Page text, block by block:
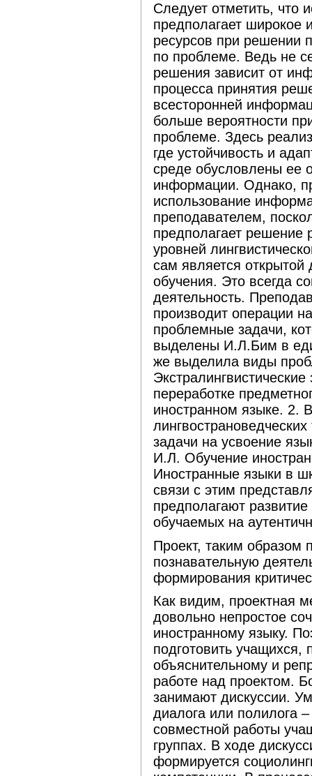
Следует отметить, что
предполагает широкое
ресурсов при решении
по проблеме. Ведь не
решения зависит от
процесса принятия
всесторонней
больше вероятности
проблеме. Здесь
где устойчивость и
среде обусловлены ее
информации. Однако,
использование
преподавателем,
предполагает решение
уровней
сам является открытой
обучения. Это всегда
деятельность.
производит операции
проблемные задачи,
выделены И.Л.Бим в
же выделила виды
переработке
иностранном языке. 2.
задачи на усвоение
И.Л. Обучение
Иностранные языки в
связи с этим
предполагают
обучаемых на
Проект, таким образом
познавательную
формирования
Как видим, проектная
довольно непростое
иностранному языку.
подготовить
объяснительному и
работе над проектом.
занимают дискуссии.
диалога или полилога
совместной работы
группах. В ходе
формируется